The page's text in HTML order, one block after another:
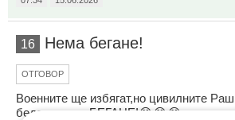
16 Нема бегане!
ОТГОВОР
Военните ще избягат,но цивилните
бедзин-нема БЕГАНЕ!😂😂😂